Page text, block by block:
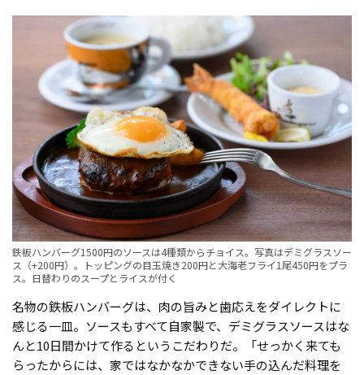
鉄板ハンバーグ1500円のソースは4種類からチョイス。写真はデミグラスソー
ス（+200円）。トッピングの目玉焼き200円と大海老フライ1尾450円をプラ
ス。日替わりのスープとライスが付く
名物の鉄板ハンバーグは、肉の旨みと歯応えをダイレクトに
感じる一皿。ソースもすべて自家製で、デミグラスソースはな
んと10日間かけて作るというこだわりだ。「せっかく来ても
らったからには、家ではなかなかできない手の込んだ料理を